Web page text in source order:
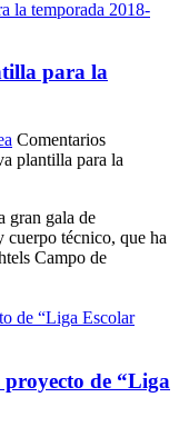
para la
Comentarios
plantilla para la
gran gala de
técnico, que ha
Campo de
de “Liga